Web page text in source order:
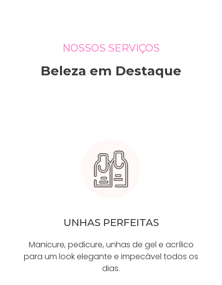
NOSSOS SERVIÇOS
Beleza em Destaque
UNHAS PERFEITAS
Manicure, pedicure, unhas de gel e acrílico
para um look elegante e impecável todos os
dias.